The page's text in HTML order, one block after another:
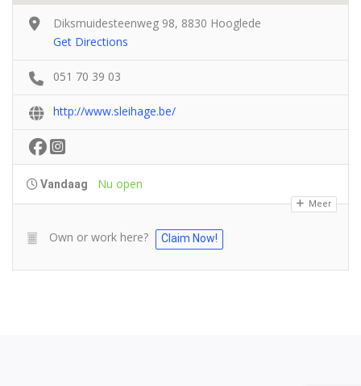
Diksmuidesteenweg 98, 8830 Hooglede
Get Directions
051 70 39 03
http://www.sleihage.be/
Vandaag Nu open
Meer
Own or work here? Claim Now!